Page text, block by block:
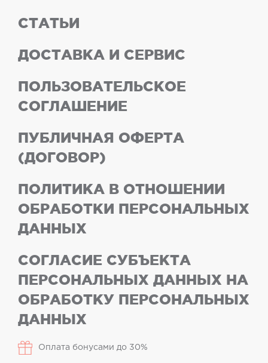
СТАТЬИ
ДОСТАВКА И СЕРВИС
ПОЛЬЗОВАТЕЛЬСКОЕ
СОГЛАШЕНИЕ
ПУБЛИЧНАЯ ОФЕРТА
(ДОГОВОР)
ПОЛИТИКА В ОТНОШЕНИИ
ОБРАБОТКИ ПЕРСОНАЛЬНЫХ
ДАННЫХ
СОГЛАСИЕ СУБЪЕКТА
ПЕРСОНАЛЬНЫХ ДАННЫХ НА
ОБРАБОТКУ ПЕРСОНАЛЬНЫХ
ДАННЫХ
Оплата бонусами до 30%